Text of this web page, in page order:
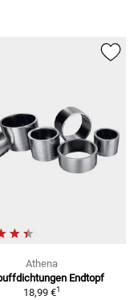
Athena
Endtopf
18,99 €1